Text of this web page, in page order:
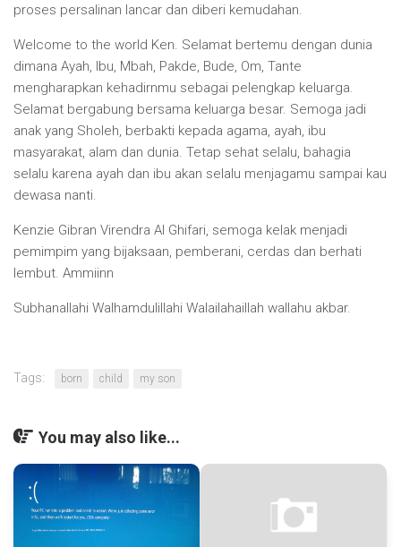
proses persalinan lancar dan diberi kemudahan.
Welcome to the world Ken. Selamat bertemu dengan dunia
dimana Ayah, Ibu, Mbah, Pakde, Bude, Om, Tante
mengharapkan kehadirnmu sebagai pelengkap keluarga.
Selamat bergabung bersama keluarga besar. Semoga jadi
anak yang Sholeh, berbakti kepada agama, ayah, ibu
masyarakat, alam dan dunia. Tetap sehat selalu, bahagia
selalu karena ayah dan ibu akan selalu menjagamu sampai kau
dewasa nanti.
Kenzie Gibran Virendra Al Ghifari, semoga kelak menjadi
pemimpim yang bijaksaan, pemberani, cerdas dan berhati
lembut. Ammiinn
Subhanallahi Walhamdulillahi Walailahaillah wallahu akbar.
Tags: born child my son
You may also like...